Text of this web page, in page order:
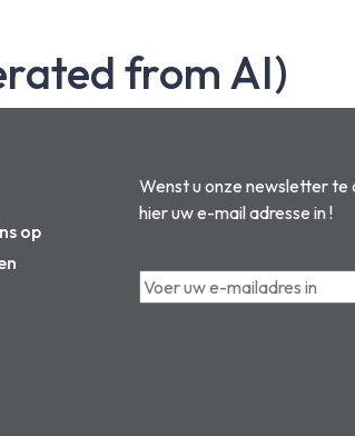
from AI)
Wenst u onze newsletter te
hier uw e-mail adresse in !
op